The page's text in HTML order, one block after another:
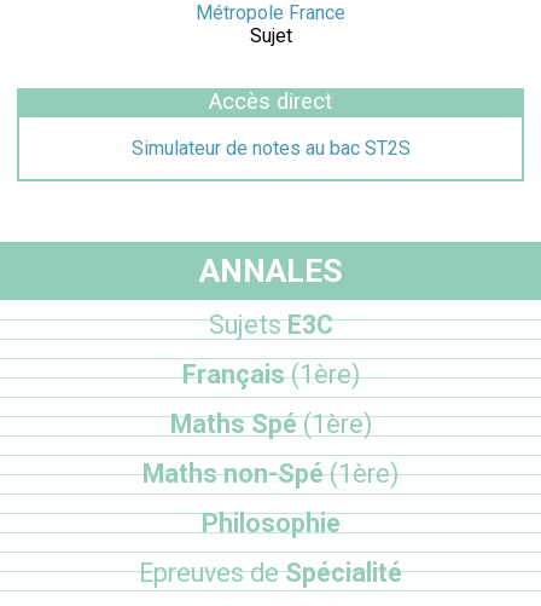
Métropole France
Sujet
Accès direct
Simulateur de notes au bac ST2S
ANNALES
SujetsE3C
Français(1ère)
Maths Spé(1ère)
Maths non-Spé(1ère)
Philosophie
Epreuves deSpécialité